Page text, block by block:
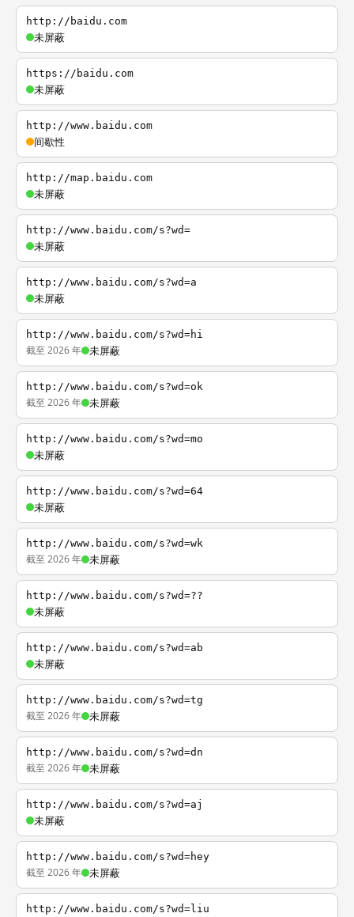
http://baidu.com
未屏蔽
https://baidu.com
未屏蔽
http://www.baidu.com
间歇性
http://map.baidu.com
未屏蔽
http://www.baidu.com/s?wd=
未屏蔽
http://www.baidu.com/s?wd=a
未屏蔽
http://www.baidu.com/s?wd=hi
截至 2026 年 未屏蔽
http://www.baidu.com/s?wd=ok
截至 2026 年 未屏蔽
http://www.baidu.com/s?wd=mo
未屏蔽
http://www.baidu.com/s?wd=64
未屏蔽
http://www.baidu.com/s?wd=wk
截至 2026 年 未屏蔽
http://www.baidu.com/s?wd=??
未屏蔽
http://www.baidu.com/s?wd=ab
未屏蔽
http://www.baidu.com/s?wd=tg
截至 2026 年 未屏蔽
http://www.baidu.com/s?wd=dn
截至 2026 年 未屏蔽
http://www.baidu.com/s?wd=aj
未屏蔽
http://www.baidu.com/s?wd=hey
截至 2026 年 未屏蔽
http://www.baidu.com/s?wd=liu